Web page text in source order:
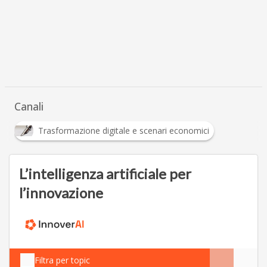
Canali
Trasformazione digitale e scenari economici
L’intelligenza artificiale per
l’innovazione
Filtra per topic